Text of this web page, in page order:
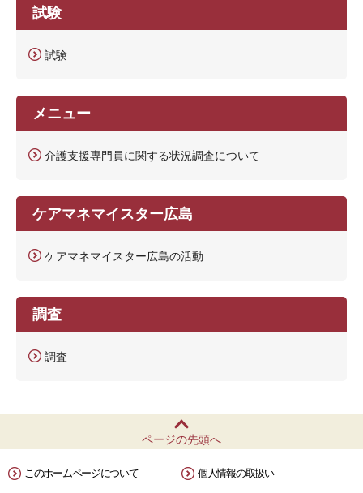
試験
試験
メニュー
介護支援専門員に関する状況調査について
ケアマネマイスター広島
ケアマネマイスター広島の活動
調査
調査
ページの先頭へ
このホームページについて 個人情報の取扱い